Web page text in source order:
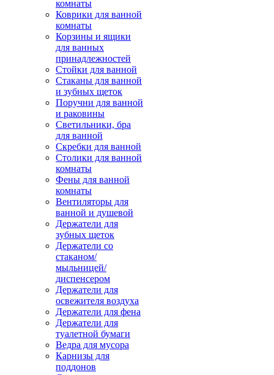
комнаты
Коврики для ванной
комнаты
Корзины и ящики
для ванных
принадлежностей
Стойки для ванной
Стаканы для ванной
и зубных щеток
Поручни для ванной
и раковины
Светильники, бра
для ванной
Скребки для ванной
Столики для ванной
комнаты
Фены для ванной
комнаты
Вентиляторы для
ванной и душевой
Держатели для
зубных щеток
Держатели со
стаканом/
мыльницей/
диспенсером
Держатели для
освежителя воздуха
Держатели для фена
Держатели для
туалетной бумаги
Ведра для мусора
Карнизы для
поддонов